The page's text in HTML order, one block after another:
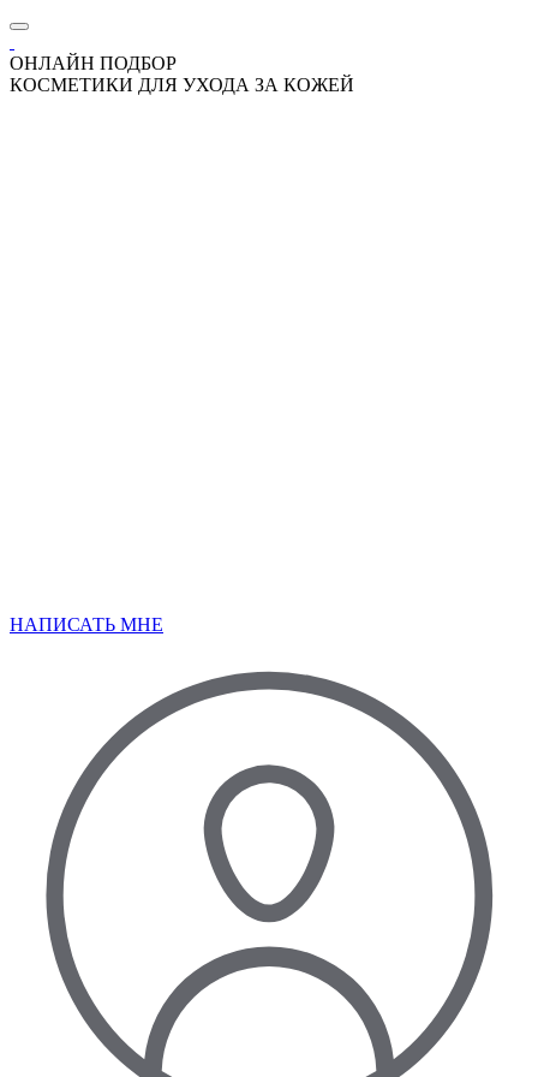
ОНЛАЙН ПОДБОР
КОСМЕТИКИ ДЛЯ УХОДА ЗА КОЖЕЙ
НАПИСАТЬ МНЕ